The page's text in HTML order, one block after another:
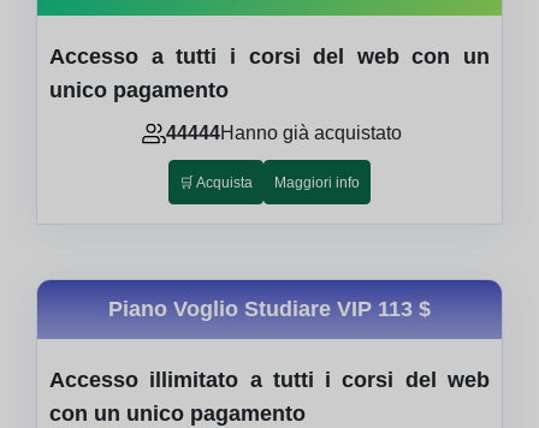
Accesso a tutti i corsi del web con un
unico pagamento
44444Hanno già acquistato
🛒 Acquista Maggiori info
Piano Voglio Studiare VIP 113 $
Accesso illimitato a tutti i corsi del web
con un unico pagamento